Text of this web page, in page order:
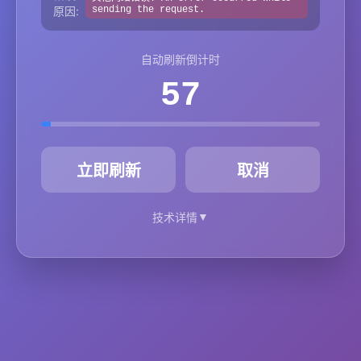
原因:
sending the request.
自动刷新倒计时
57
立即刷新 取消
技术详情▼